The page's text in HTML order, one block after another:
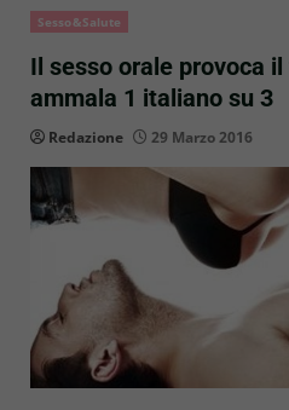
Sesso&Salute
Il sesso orale provoca
ammala 1 italiano su 3
Redazione 29 Marzo 2016